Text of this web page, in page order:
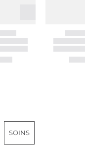
SOINS